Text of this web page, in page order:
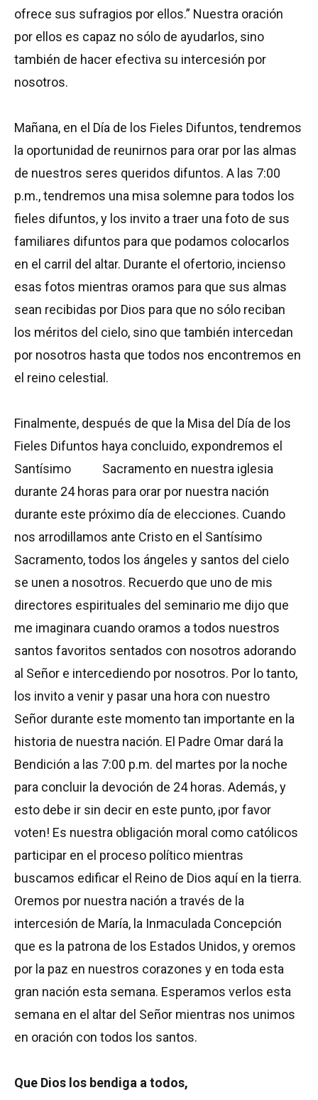
ofrece sus sufragios por ellos.” Nuestra oración
por ellos es capaz no sólo de ayudarlos, sino
también de hacer efectiva su intercesión por
nosotros.
Mañana, en el Día de los Fieles Difuntos, tendremos
la oportunidad de reunirnos para orar por las almas
de nuestros seres queridos difuntos. A las 7:00
p.m., tendremos una misa solemne para todos los
fieles difuntos, y los invito a traer una foto de sus
familiares difuntos para que podamos colocarlos
en el carril del altar. Durante el ofertorio, incienso
esas fotos mientras oramos para que sus almas
sean recibidas por Dios para que no sólo reciban
los méritos del cielo, sino que también intercedan
por nosotros hasta que todos nos encontremos en
el reino celestial.
Finalmente, después de que la Misa del Día de los
Fieles Difuntos haya concluido, expondremos el
Santísimo Sacramento en nuestra iglesia
durante 24 horas para orar por nuestra nación
durante este próximo día de elecciones. Cuando
nos arrodillamos ante Cristo en el Santísimo
Sacramento, todos los ángeles y santos del cielo
se unen a nosotros. Recuerdo que uno de mis
directores espirituales del seminario me dijo que
me imaginara cuando oramos a todos nuestros
santos favoritos sentados con nosotros adorando
al Señor e intercediendo por nosotros. Por lo tanto,
los invito a venir y pasar una hora con nuestro
Señor durante este momento tan importante en la
historia de nuestra nación. El Padre Omar dará la
Bendición a las 7:00 p.m. del martes por la noche
para concluir la devoción de 24 horas. Además, y
esto debe ir sin decir en este punto, ¡por favor
voten! Es nuestra obligación moral como católicos
participar en el proceso político mientras
buscamos edificar el Reino de Dios aquí en la tierra.
Oremos por nuestra nación a través de la
intercesión de María, la Inmaculada Concepción
que es la patrona de los Estados Unidos, y oremos
por la paz en nuestros corazones y en toda esta
gran nación esta semana. Esperamos verlos esta
semana en el altar del Señor mientras nos unimos
en oración con todos los santos.
Que Dios los bendiga a todos,